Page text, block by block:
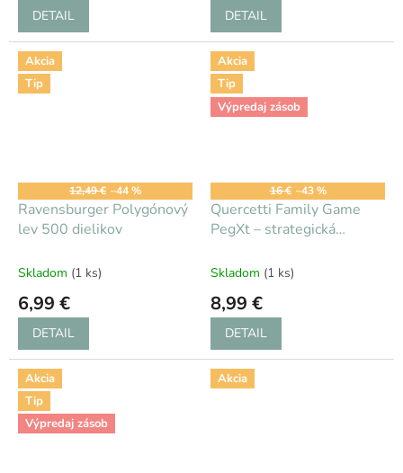
DETAIL DETAIL
Akcia
Tip
12,49 € –44 %
Ravensburger Polygónový
lev 500 dielikov
Skladom (1 ks)
6,99 €
DETAIL
Akcia
Tip
Výpredaj zásob
16 € –43 %
Quercetti Family Game
PegXt – strategická
Skladom (1 ks)
8,99 €
DETAIL
Akcia
Tip
Výpredaj zásob
Akcia